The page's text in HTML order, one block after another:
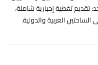
تقديم تغطية إخبارية شاملة،
العربية والدولية.